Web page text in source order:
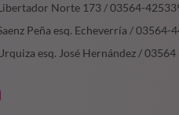
Norte 173 / 03564-
Peña esq. Echeverría / 03564-
esq. José Hernández /